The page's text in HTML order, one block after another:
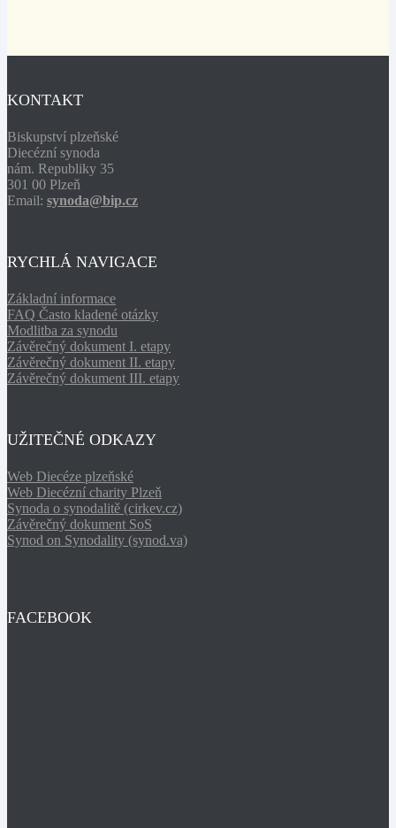
KONTAKT
Biskupství plzeňské
Diecézní synoda
nám. Republiky 35
301 00 Plzeň
Email: synoda@bip.cz
RYCHLÁ NAVIGACE
Základní informace
FAQ Často kladené otázky
Modlitba za synodu
Závěrečný dokument I. etapy
Závěrečný dokument II. etapy
Závěrečný dokument III. etapy
UŽITEČNÉ ODKAZY
Web Diecéze plzeňské
Web Diecézní charity Plzeň
Synoda o synodalitě (cirkev.cz)
Závěrečný dokument SoS
Synod on Synodality (synod.va)
FACEBOOK